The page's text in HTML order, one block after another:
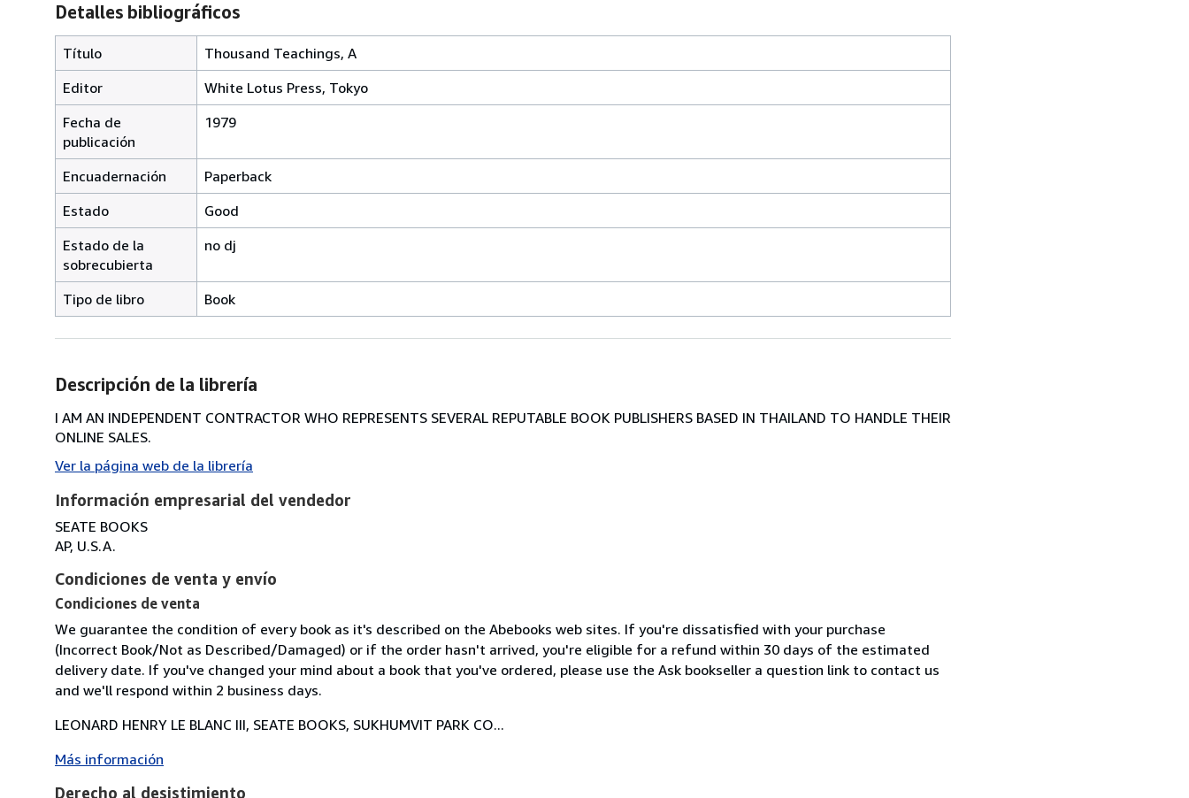
Detalles bibliográficos
Título
Thousand Teachings, A
Editor
White Lotus Press, Tokyo
Fecha de
publicación
1979
Encuadernación
Paperback
Estado
Good
Estado de la
sobrecubierta
no dj
Tipo de libro Book
Descripción de la librería
I AM AN INDEPENDENT CONTRACTOR WHO REPRESENTS SEVERAL REPUTABLE BOOK PUBLISHERS BASED IN THAILAND TO HANDLE THEIR
ONLINE SALES.
Ver la página web de la librería
Información empresarial del vendedor
SEATE BOOKS
AP, U.S.A.
Condiciones de venta y envío
Condiciones de venta
We guarantee the condition of every book as it's described on the Abebooks web sites. If you're dissatisfied with your purchase
(Incorrect Book/Not as Described/Damaged) or if the order hasn't arrived, you're eligible for a refund within 30 days of the estimated
delivery date. If you've changed your mind about a book that you've ordered, please use the Ask bookseller a question link to contact us
and we'll respond within 2 business days.
LEONARD HENRY LE BLANC III, SEATE BOOKS, SUKHUMVIT PARK CO...
Más información
Derecho al desistimiento